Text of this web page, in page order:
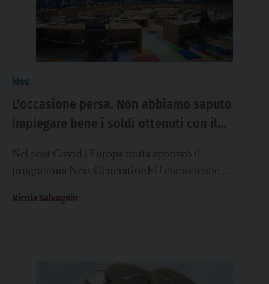
idee
L’occasione persa. Non abbiamo saputo
impiegare bene i soldi ottenuti con il
Nel post Covid l’Europa unita approvò il
programma Next GenerationEU che avrebbe
arretrata...
Nicola Salvagnin